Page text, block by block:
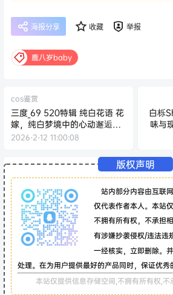
海报分享 收藏 举报
鹿八岁baby
cos鉴赏
三度_69 520特辑 纯白花语 花
嫁，纯白梦境中的心动邂逅与
光影诗篇
2026-2-12 11:00:08
白栎
味与
版权声明
站内部分内容由互联
仅代表作者本人。本站
不拥有所有权，不承担
有涉嫌抄袭侵权/违法违
一经核实，立即删除。
处理。在为用户提供最好的产品同时，保证优秀
本站仅提供信息存储空间,不拥有所有权,不